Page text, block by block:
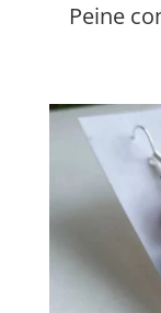
Peine